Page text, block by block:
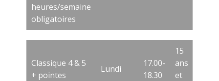
heures/semaine
obligatoires
Classique 4 & 5
+ pointes
Lundi
17.00-
18.30
15
ans
et